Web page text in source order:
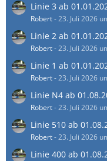
Linie 3 ab
Robert-23. Juli 2026
Linie 2 ab
Robert-23. Juli 2026
Linie 1 ab
Robert-23. Juli 2026
Linie N4 ab
Robert-23. Juli 2026
Linie 510 ab
Robert-23. Juli 2026
Linie 400 ab